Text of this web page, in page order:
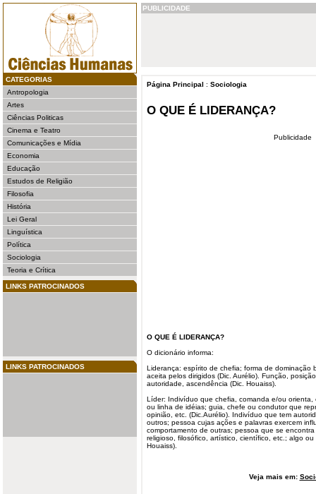
CATEGORIAS
Antropologia
Artes
Ciências Politicas
Cinema e Teatro
Comunicações e Mídia
Economia
Educação
Estudos de Religião
Filosofia
História
Lei Geral
Linguística
Política
Sociologia
Teoria e Crítica
LINKS PATROCINADOS
LINKS PATROCINADOS
PUBLICIDADE
Página Principal : Sociologia
O QUE É LIDERANÇA?
Publicidade
O QUE É LIDERANÇA?
O dicionário informa:
Liderança: espírito de chefia; forma de dominação
aceita pelos dirigidos (Dic. Aurélio). Função,
autoridade, ascendência (Dic. Houaiss).
Líder: Indivíduo que chefia, comanda e/ou
ou linha de idéias; guia, chefe ou condutor que
opinião, etc. (Dic.Aurélio). Indivíduo que tem
outros; pessoa cujas ações e palavras exercem
comportamento de outras; pessoa que se
religioso, filosófico, artístico, científico, etc.; algo
Houaiss).
Veja mais em: